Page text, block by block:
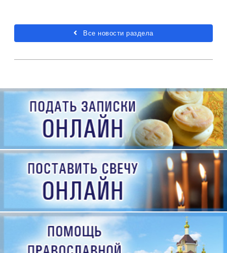
Все новости раздела